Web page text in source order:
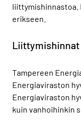
liittymishinnastoa.
erikseen.
Liittymishinnat
Tampereen
Energiaviraston
Energiaviraston
kuin vanhoihinkin